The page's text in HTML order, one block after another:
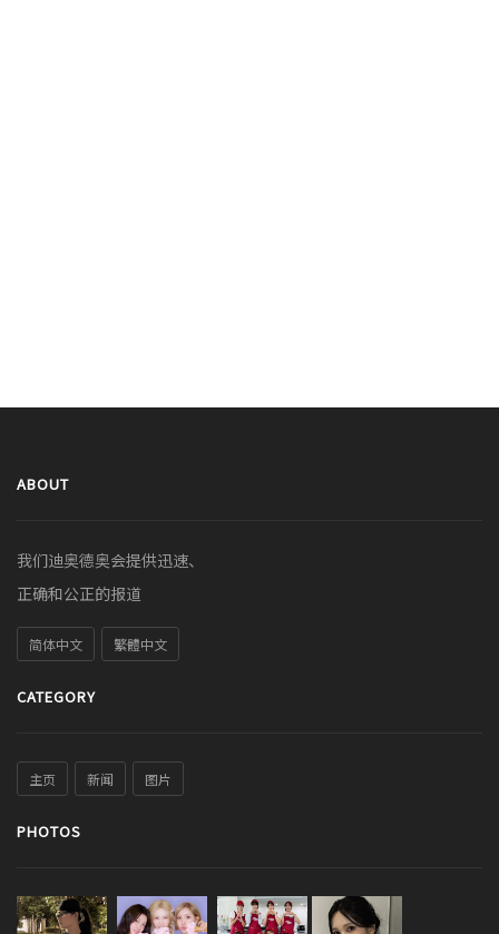
ABOUT
我们迪奥德奥会提供迅速、
正确和公正的报道
简体中文 繁體中文
CATEGORY
主页 新闻 图片
PHOTOS